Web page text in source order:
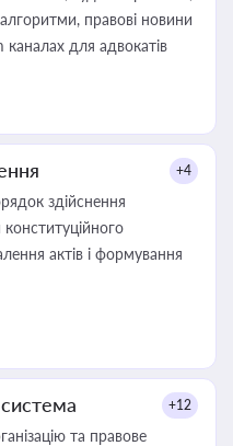
правові новини
для адвокатів
+4
здійснення
актів і формування
+12
та правове